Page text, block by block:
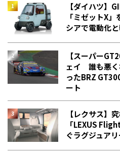
【ダイハツ】
「ミゼットX
シアで電動化
【スーパー
ェイ 誰も悪く
った――BRZ
ート
【レクサス】
「LEXUS
ぐラグジュア